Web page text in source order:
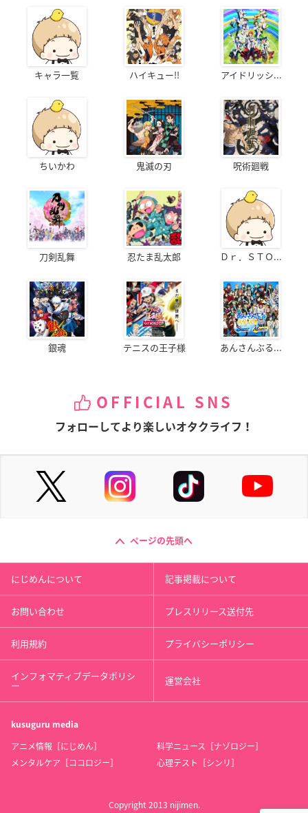
キャラ一覧 ハイキュー!! アイドリッシ...
ちいかわ 鬼滅の刃 呪術廻戦
刀剣乱舞 忍たま乱太郎 Ｄｒ．ＳＴＯ...
銀魂 テニスの王子様 あんさんぶる...
OFFICIAL SNS
フォローしてより楽しいオタクライフ！
ページの先頭へ
にじめんについて 記事掲載について
お問い合わせ プレスリリース送付先
利用規約 プライバシーポリシー
インフォマティブデータポリシ
ー 運営会社
kusuguru media
アニメ情報［にじめん］
科学ニュース［ナゾロジー］
メンタルケア［ココロジー］
心理テスト［シンリ］
Copyright 2013 nijimen.